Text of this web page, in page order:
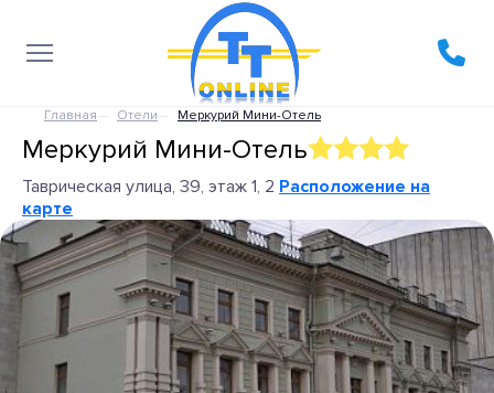
Главная Отели Меркурий Мини-Отель
Меркурий Мини-Отель
Таврическая улица, 39, этаж 1, 2 Расположение на
карте